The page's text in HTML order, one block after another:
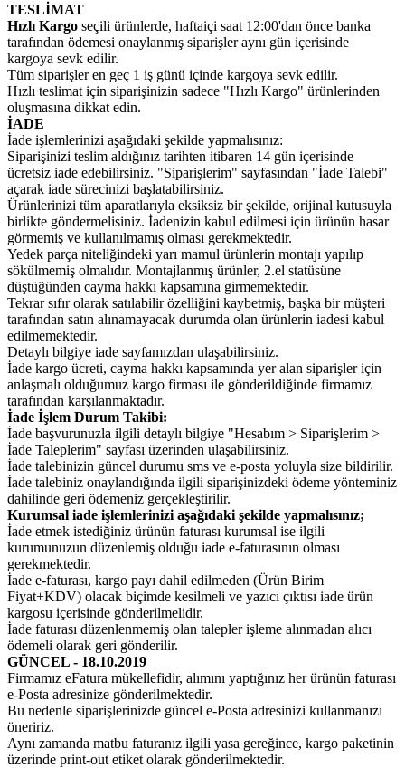
TESLİMAT
Hızlı Kargo seçili ürünlerde, haftaiçi saat 12:00'dan önce banka
tarafından ödemesi onaylanmış siparişler aynı gün içerisinde
kargoya sevk edilir.
Tüm siparişler en geç 1 iş günü içinde kargoya sevk edilir.
Hızlı teslimat için siparişinizin sadece "Hızlı Kargo" ürünlerinden
oluşmasına dikkat edin.
İADE
İade işlemlerinizi aşağıdaki şekilde yapmalısınız:
Siparişinizi teslim aldığınız tarihten itibaren 14 gün içerisinde
ücretsiz iade edebilirsiniz. "Siparişlerim" sayfasından "İade Talebi"
açarak iade sürecinizi başlatabilirsiniz.
Ürünlerinizi tüm aparatlarıyla eksiksiz bir şekilde, orijinal kutusuyla
birlikte göndermelisiniz. İadenizin kabul edilmesi için ürünün hasar
görmemiş ve kullanılmamış olması gerekmektedir.
Yedek parça niteliğindeki yarı mamul ürünlerin montajı yapılıp
sökülmemiş olmalıdır. Montajlanmış ürünler, 2.el statüsüne
düştüğünden cayma hakkı kapsamına girmemektedir.
Tekrar sıfır olarak satılabilir özelliğini kaybetmiş, başka bir müşteri
tarafından satın alınamayacak durumda olan ürünlerin iadesi kabul
edilmemektedir.
Detaylı bilgiye iade sayfamızdan ulaşabilirsiniz.
İade kargo ücreti, cayma hakkı kapsamında yer alan siparişler için
anlaşmalı olduğumuz kargo firması ile gönderildiğinde firmamız
tarafından karşılanmaktadır.
İade İşlem Durum Takibi:
İade başvurunuzla ilgili detaylı bilgiye "Hesabım > Siparişlerim >
İade Taleplerim" sayfası üzerinden ulaşabilirsiniz.
İade talebinizin güncel durumu sms ve e-posta yoluyla size bildirilir.
İade talebiniz onaylandığında ilgili siparişinizdeki ödeme yönteminiz
dahilinde geri ödemeniz gerçekleştirilir.
Kurumsal iade işlemlerinizi aşağıdaki şekilde yapmalısınız;
İade etmek istediğiniz ürünün faturası kurumsal ise ilgili
kurumunuzun düzenlemiş olduğu iade e-faturasının olması
gerekmektedir.
İade e-faturası, kargo payı dahil edilmeden (Ürün Birim
Fiyat+KDV) olacak biçimde kesilmeli ve yazıcı çıktısı iade ürün
kargosu içerisinde gönderilmelidir.
İade faturası düzenlenmemiş olan talepler işleme alınmadan alıcı
ödemeli olarak geri gönderilir.
GÜNCEL - 18.10.2019
Firmamız eFatura mükellefidir, alımını yaptığınız her ürünün faturası
e-Posta adresinize gönderilmektedir.
Bu nedenle siparişlerinizde güncel e-Posta adresinizi kullanmanızı
öneririz.
Aynı zamanda matbu faturanız ilgili yasa gereğince, kargo paketinin
üzerinde print-out etiket olarak gönderilmektedir.